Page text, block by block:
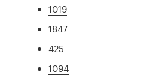
1019
1847
425
1094